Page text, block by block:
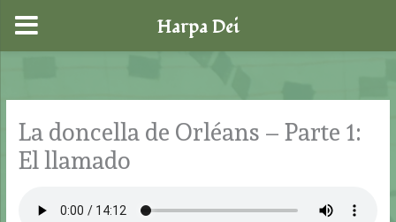
contenido
La doncella de Orléans – Parte 1:
El llamado
Harpa Dei